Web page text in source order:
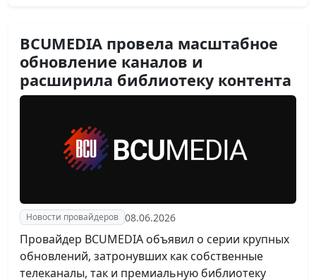
BCUMEDIA провела масштабное
обновление каналов и
расширила библиотеку контента
Новости провайдеров 08.06.2026
Провайдер BCUMEDIA объявил о серии крупных
обновлений, затронувших как собственные
телеканалы, так и премиальную библиотеку